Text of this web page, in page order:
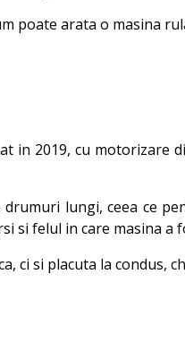
poate arata o masina
in 2019, cu motorizare
lungi, ceea ce
si felul in care masina a
ci si placuta la condus,